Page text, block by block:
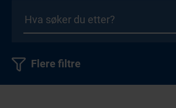
Flere filtre